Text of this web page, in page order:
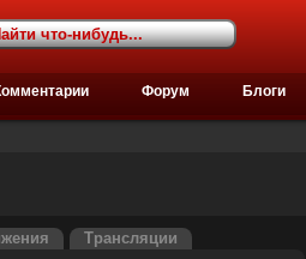
Форум Блоги
Трансляции